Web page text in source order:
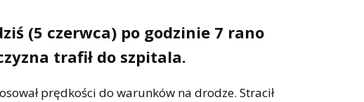
(5 czerwca) po godzinie 7 rano
trafił do szpitala.
prędkości do warunków na drodze. Stracił